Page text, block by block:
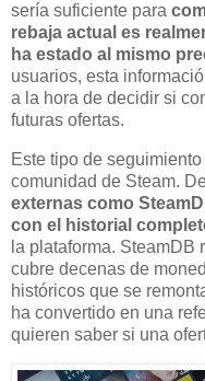
sería suficiente para
rebaja actual es
ha estado al mismo
usuarios, esta
a la hora de decidir si
futuras ofertas.
Este tipo de
comunidad de Steam.
externas como
con el historial
la plataforma. SteamDB
cubre decenas de
históricos que se
ha convertido en una
quieren saber si una